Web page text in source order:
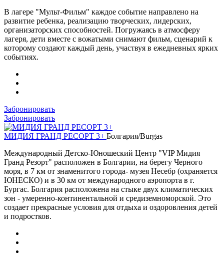
В лагере "Мульт-Фильм" каждое событие направлено на
развитие ребенка, реализацию творческих, лидерских,
организаторских способностей. Погружаясь в атмосферу
лагеря, дети вместе с вожатыми снимают фильм, сценарий к
которому создают каждый день, участвуя в ежедневных ярких
событиях.
Забронировать
Забронировать
МИДИЯ ГРАНД РЕСОРТ 3+ Болгария/Burgas
Международный Детско-Юношеский Центр "VIP Мидия
Гранд Резорт" расположен в Болгарии, на берегу Черного
моря, в 7 км от знаменитого города- музея Несебр (охраняется
ЮНЕСКО) и в 30 км от международного аэропорта в г.
Бургас. Болгария расположена на стыке двух климатических
зон - умеренно-континентальной и средиземноморской. Это
создает прекрасные условия для отдыха и оздоровления детей
и подростков.